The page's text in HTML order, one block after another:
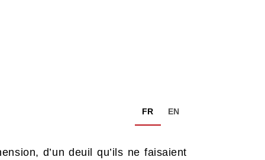
FR EN
d’un deuil qu’ils ne faisaient